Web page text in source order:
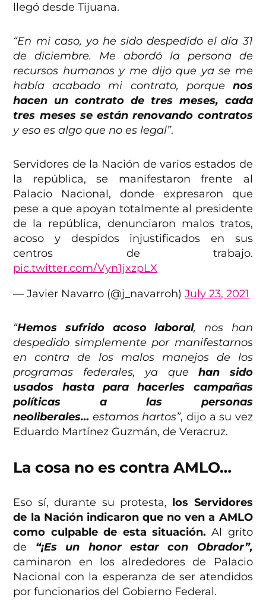
llegó desde Tijuana.
“En mi caso, yo he sido despedido el día 31
de diciembre. Me abordó la persona de
recursos humanos y me dijo que ya se me
había acabado mi contrato, porque nos
hacen un contrato de tres meses, cada
tres meses se están renovando contratos
y eso es algo que no es legal”.
Servidores de la Nación de varios estados de
la república, se manifestaron frente al
Palacio Nacional, donde expresaron que
pese a que apoyan totalmente al presidente
de la república, denunciaron malos tratos,
acoso y despidos injustificados en sus
centros de trabajo.
pic.twitter.com/Vyn1jxzpLX
— Javier Navarro (@j_navarroh)July 23, 2021
“Hemos sufrido acoso laboral, nos han
despedido simplemente por manifestarnos
en contra de los malos manejos de los
programas federales, ya quehan sido
usados hasta para hacerles campañas
políticas a las personas
neoliberales… estamos hartos”, dijo a su vez
Eduardo Martínez Guzmán, de Veracruz.
La cosa no es contra AMLO…
Eso sí, durante su protesta, los Servidores
de la Nación indicaron que no ven a AMLO
como culpable de esta situación. Al grito
de “¡Es un honor estar con Obrador”,
caminaron en los alrededores de Palacio
Nacional con la esperanza de ser atendidos
por funcionarios del Gobierno Federal.